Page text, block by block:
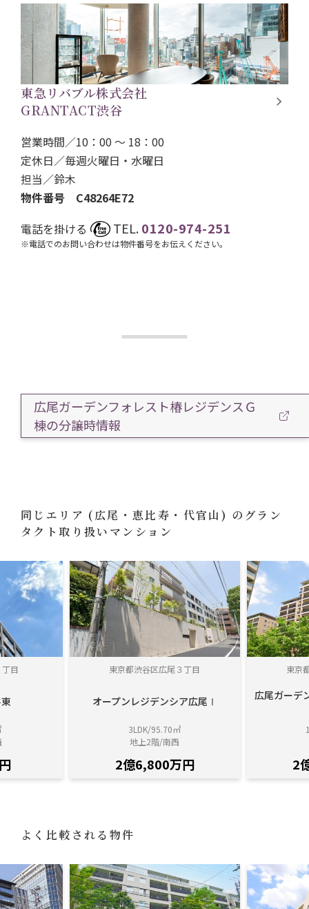
東急リバブル株式会社
GRANTACT渋谷
営業時間／10：00 ～ 18：00
定休日／毎週火曜日・水曜日
担当／鈴木
物件番号 C48264E72
電話を掛ける
TEL.0120-974-251
※電話でのお問い合わせは物件番号をお伝えください。
広尾ガーデンフォレスト椿レジデンスＧ
棟の分譲時情報
同じエリア (広尾・恵比寿・代官山) のグラン
タクト取り扱いマンション
目 東京都渋谷区広尾３丁目
オープンレジデンシア広尾Ⅰ
3LDK/95.70㎡
地上2階/南西
2億6,800万円
東京
広尾ガーデ
2
よく比較される物件